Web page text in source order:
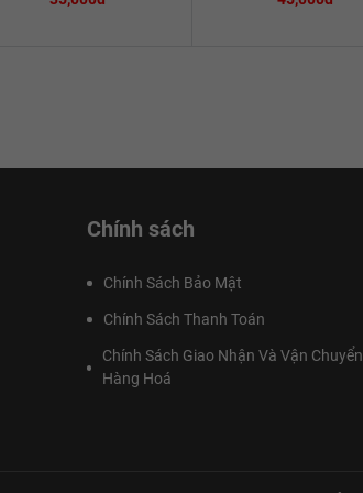
Chính sách
Chính Sách Bảo Mật
Chính Sách Thanh Toán
Chính Sách Giao Nhận Và Vận Chuyển
Hàng Hoá